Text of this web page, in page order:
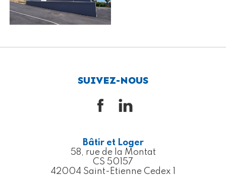
SUIVEZ-NOUS
Bâtir et Loger
58, rue de la Montat
CS 50157
42004 Saint-Etienne Cedex 1